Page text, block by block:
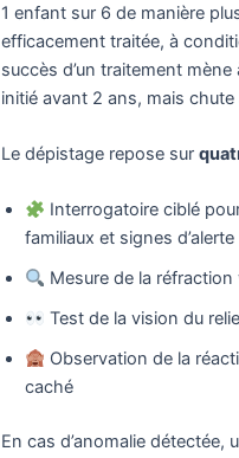
1 enfant sur 6 de manière
efficacement traitée, à
succès d’un traitement
initié avant 2 ans, mais
Le dépistage repose sur
Interrogatoire ciblé
familiaux et signes d’alerte
Mesure de la
Test de la vision du
Observation de la
caché
En cas d’anomalie détectée,